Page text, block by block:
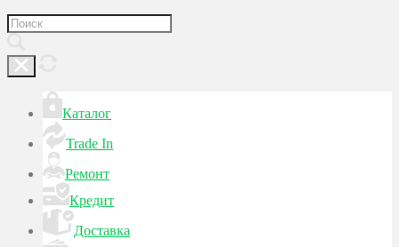
Каталог
Trade In
Ремонт
Кредит
Доставка